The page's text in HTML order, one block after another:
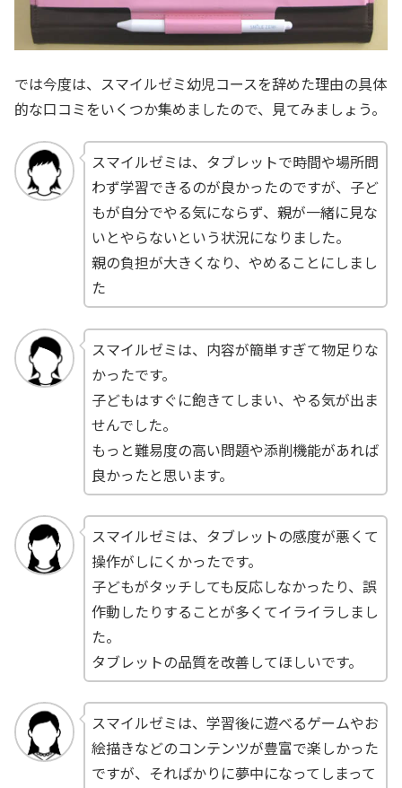
では今度は、スマイルゼミ幼児コースを辞めた理由の具体
的な口コミをいくつか集めましたので、見てみましょう。
スマイルゼミは、タブレットで時間や場所問
わず学習できるのが良かったのですが、子ど
もが自分でやる気にならず、親が一緒に見な
いとやらないという状況になりました。
親の負担が大きくなり、やめることにしまし
た
スマイルゼミは、内容が簡単すぎて物足りな
かったです。
子どもはすぐに飽きてしまい、やる気が出ま
せんでした。
もっと難易度の高い問題や添削機能があれば
良かったと思います。
スマイルゼミは、タブレットの感度が悪くて
操作がしにくかったです。
子どもがタッチしても反応しなかったり、誤
作動したりすることが多くてイライラしまし
た。
タブレットの品質を改善してほしいです。
スマイルゼミは、学習後に遊べるゲームやお
絵描きなどのコンテンツが豊富で楽しかった
ですが、そればかりに夢中になってしまって